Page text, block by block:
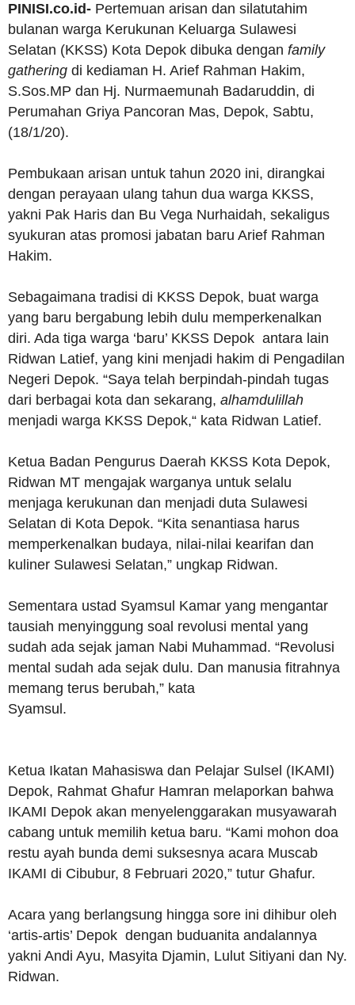
PINISI.co.id- Pertemuan arisan dan silatutahim
bulanan warga Kerukunan Keluarga Sulawesi
Selatan (KKSS) Kota Depok dibuka dengan family
gathering di kediaman H. Arief Rahman Hakim,
S.Sos.MP dan Hj. Nurmaemunah Badaruddin, di
Perumahan Griya Pancoran Mas, Depok, Sabtu,
(18/1/20).
Pembukaan arisan untuk tahun 2020 ini, dirangkai
dengan perayaan ulang tahun dua warga KKSS,
yakni Pak Haris dan Bu Vega Nurhaidah, sekaligus
syukuran atas promosi jabatan baru Arief Rahman
Hakim.
Sebagaimana tradisi di KKSS Depok, buat warga
yang baru bergabung lebih dulu memperkenalkan
diri. Ada tiga warga ‘baru’ KKSS Depok antara lain
Ridwan Latief, yang kini menjadi hakim di Pengadilan
Negeri Depok. “Saya telah berpindah-pindah tugas
dari berbagai kota dan sekarang, alhamdulillah
menjadi warga KKSS Depok,“ kata Ridwan Latief.
Ketua Badan Pengurus Daerah KKSS Kota Depok,
Ridwan MT mengajak warganya untuk selalu
menjaga kerukunan dan menjadi duta Sulawesi
Selatan di Kota Depok. “Kita senantiasa harus
memperkenalkan budaya, nilai-nilai kearifan dan
kuliner Sulawesi Selatan,” ungkap Ridwan.
Sementara ustad Syamsul Kamar yang mengantar
tausiah menyinggung soal revolusi mental yang
sudah ada sejak jaman Nabi Muhammad. “Revolusi
mental sudah ada sejak dulu. Dan manusia fitrahnya
memang terus berubah,” kata
Syamsul.
Ketua Ikatan Mahasiswa dan Pelajar Sulsel (IKAMI)
Depok, Rahmat Ghafur Hamran melaporkan bahwa
IKAMI Depok akan menyelenggarakan musyawarah
cabang untuk memilih ketua baru. “Kami mohon doa
restu ayah bunda demi suksesnya acara Muscab
IKAMI di Cibubur, 8 Februari 2020,” tutur Ghafur.
Acara yang berlangsung hingga sore ini dihibur oleh
‘artis-artis’ Depok dengan buduanita andalannya
yakni Andi Ayu, Masyita Djamin, Lulut Sitiyani dan Ny.
Ridwan.